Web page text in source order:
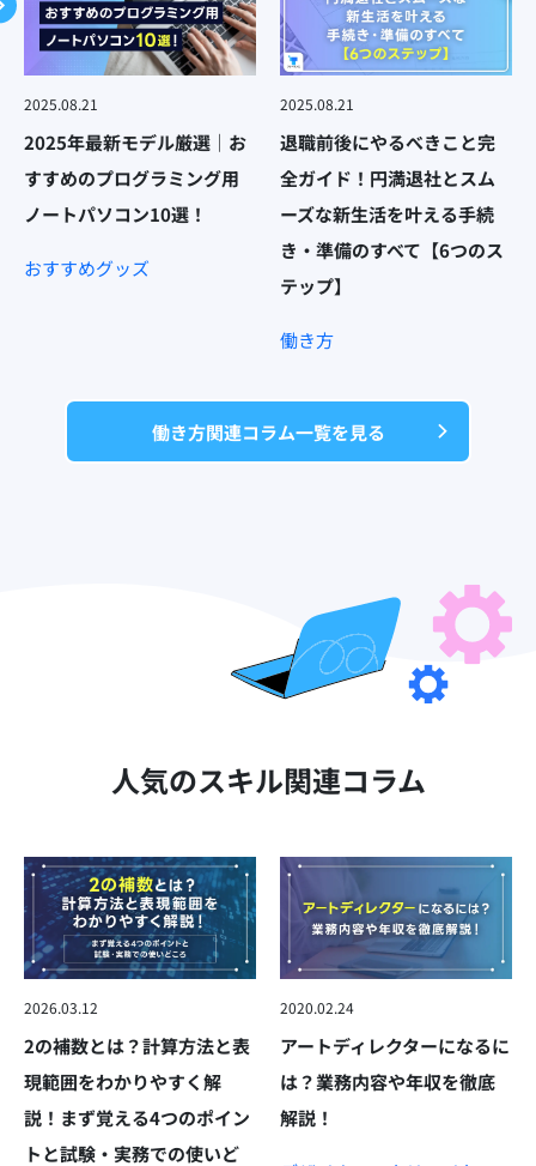
2025.08.21
2025年最新モデル厳選｜お
すすめのプログラミング用
ノートパソコン10選！
おすすめグッズ
2025.08.21
退職前後にやるべきこと完
全ガイド！円満退社とスム
ーズな新生活を叶える手続
き・準備のすべて【6つのス
テップ】
働き方
働き方関連コラム一覧を見る
人気のスキル関連コラム
2026.03.12
2の補数とは？計算方法と表
現範囲をわかりやすく解
説！まず覚える4つのポイン
トと試験・実務での使いど
2020.02.24
アートディレクターになるに
は？業務内容や年収を徹底
解説！